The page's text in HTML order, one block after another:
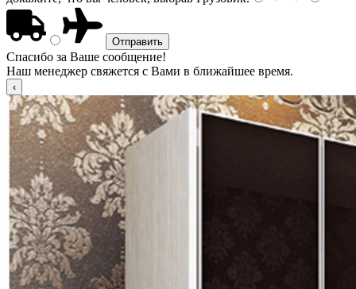
Спасибо за Ваше сообщение!
Наш менеджер свяжется с Вами в ближайшее время.